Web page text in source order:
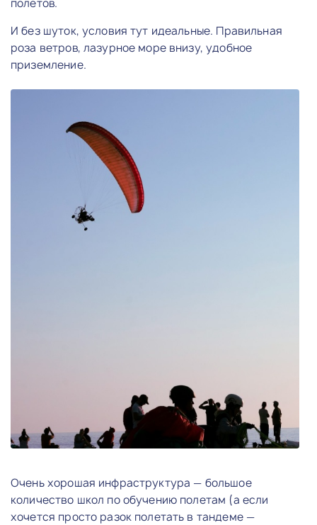
И без шуток, условия тут идеальные. Правильная
роза ветров, лазурное море внизу, удобное
приземление.
Очень хорошая инфраструктура — большое
количество школ по обучению полетам (а если
хочется просто разок полетать в тандеме —